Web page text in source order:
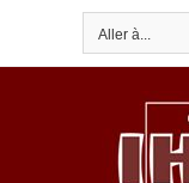
contenu
Aller à...